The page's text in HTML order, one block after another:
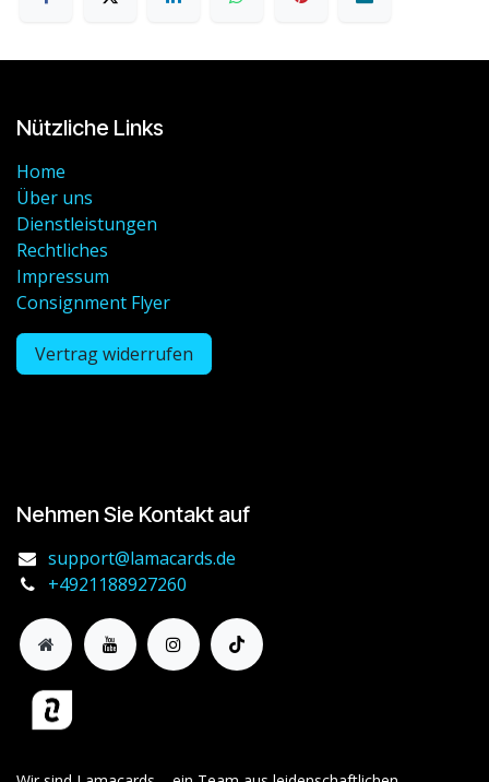
Nützliche Links
Home
Über uns
Dienstleistungen
Rechtliches
Impressum
Consignment Flyer
Vertrag widerrufen
Nehmen Sie Kontakt auf
support@lamacards.de
+4921188927260